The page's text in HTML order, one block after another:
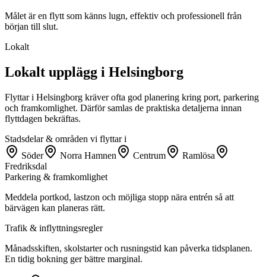
Målet är en flytt som känns lugn, effektiv och professionell från
början till slut.
Lokalt
Lokalt upplägg i Helsingborg
Flyttar i Helsingborg kräver ofta god planering kring port, parkering
och framkomlighet. Därför samlas de praktiska detaljerna innan
flyttdagen bekräftas.
Stadsdelar & områden vi flyttar i
Söder
Norra Hamnen Centrum
Ramlösa
Fredriksdal
Parkering & framkomlighet
Meddela portkod, lastzon och möjliga stopp nära entrén så att
bärvägen kan planeras rätt.
Trafik & inflyttningsregler
Månadsskiften, skolstarter och rusningstid kan påverka tidsplanen.
En tidig bokning ger bättre marginal.